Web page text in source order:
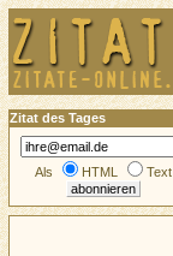
Zitat des Tages
Als HTML Text